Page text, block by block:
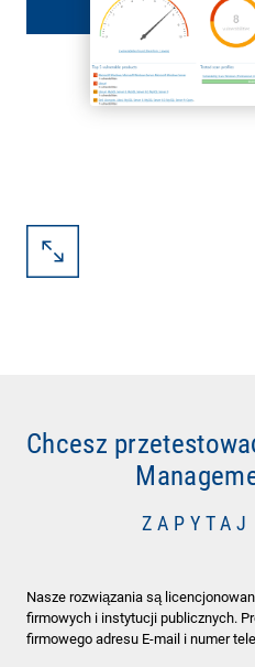
Chcesz
Nasze rozwiązania są
firmowych i instytucji publicznych.
firmowego adresu E-mail i numer